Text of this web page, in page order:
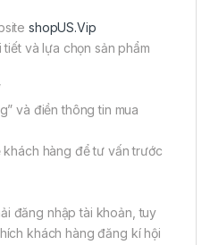
shopUS.Vip
và lựa chọn sản phẩm
và điền thông tin mua
khách hàng để tư vấn trước
đăng nhập tài khoản, tuy
khách hàng đăng kí hội